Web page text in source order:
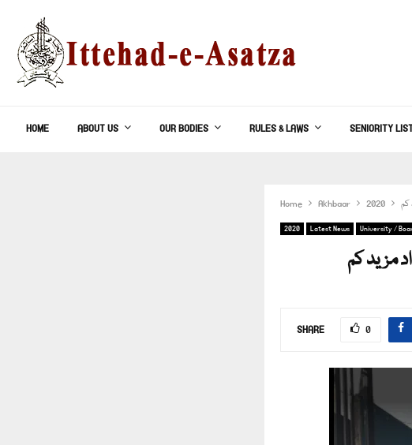
HOME ABOUT US OUR BODIES RULES & LAWS SENIORITY
Home Akhbaar 2020 کم
2020 Latest News University /
مزید کم
SHARE 0